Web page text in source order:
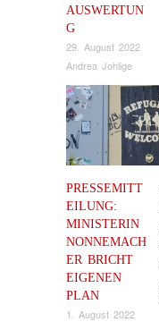
AUSWERTUN
G
29. August 2022
Andrea Johlige
PRESSEMITT
EILUNG:
MINISTERIN
NONNEMACH
ER BRICHT
EIGENEN
PLAN
1. August 2022